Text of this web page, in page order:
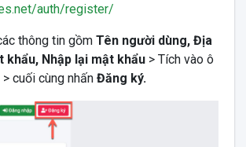
auth/register/
thông tin gồm Tên người dùng, Địa
khẩu, Nhập lại mật khẩu > Tích vào ô
> cuối cùng nhấn Đăng ký.